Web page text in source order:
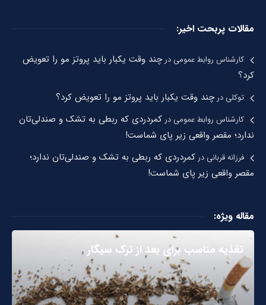
مقالات پربحت اخیر:
کارشناس روابط عمومیدرچند وقت یکبار باید پروتز مو را تعویض
کرد؟
توکلیدرچند وقت یکبار باید پروتز مو را تعویض کرد؟
کارشناس روابط عمومیدرکمردردی که ربطی به تشک و صندلی‌تان
ندارد؛ مقصر واقعی زیر پای شماست!
فرزانه قربانیدرکمردردی که ربطی به تشک و صندلی‌تان ندارد؛
مقصر واقعی زیر پای شماست!
مقاله ویژه:
تغذیه مناسب برای بعد از ترک سیگار